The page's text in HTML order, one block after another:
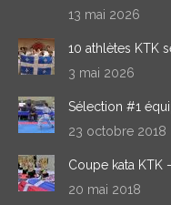
windowwindow
13 mai 2026
10 athlètes KTK
3 mai 2026
Sélection #1
23 octobre 2018
Coupe kata KTK
20 mai 2018